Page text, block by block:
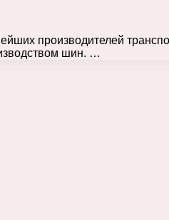
производителей
шин. …